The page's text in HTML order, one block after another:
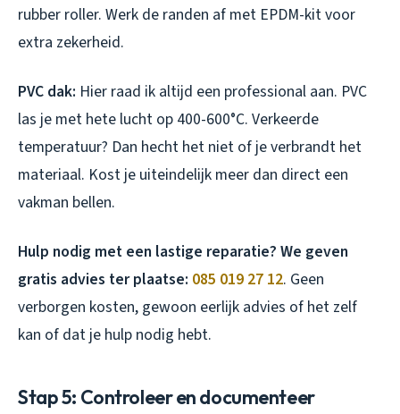
rubber roller. Werk de randen af met EPDM-kit voor
extra zekerheid.
PVC dak: Hier raad ik altijd een professional aan. PVC
las je met hete lucht op 400-600°C. Verkeerde
temperatuur? Dan hecht het niet of je verbrandt het
materiaal. Kost je uiteindelijk meer dan direct een
vakman bellen.
Hulp nodig met een lastige reparatie? We geven
gratis advies ter plaatse: 085 019 27 12. Geen
verborgen kosten, gewoon eerlijk advies of het zelf
kan of dat je hulp nodig hebt.
Stap 5: Controleer en documenteer